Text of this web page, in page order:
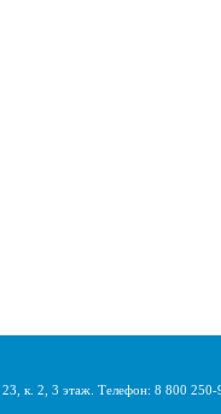
к. 2, 3 этаж. Телефон: 8 800